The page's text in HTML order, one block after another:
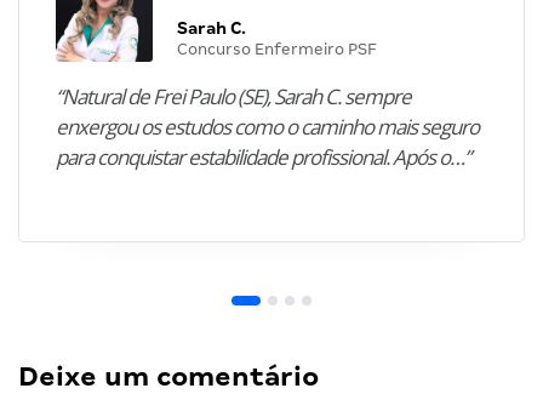
Sarah C.
Concurso Enfermeiro PSF
“Natural de Frei Paulo (SE), Sarah C. sempre
enxergou os estudos como o caminho mais seguro
para conquistar estabilidade profissional. Após o…”
Deixe um comentário